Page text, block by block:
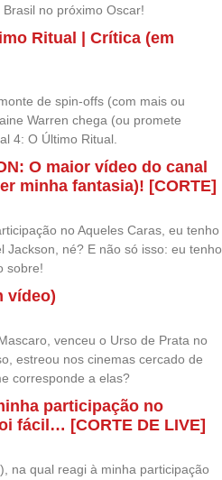
no próximo Oscar!
Ritual | Crítica (em
de spin-offs (com mais ou
Warren chega (ou promete
4: O Último Ritual.
O maior vídeo do canal
minha fantasia)! [CORTE]
no Aqueles Caras, eu tenho
Jackson, né? E não só isso: eu tenho
sobre!
vídeo)
venceu o Urso de Prata no
estreou nos cinemas cercado de
corresponde a elas?
participação no
fácil… [CORTE DE LIVE]
na qual reagi à minha participação